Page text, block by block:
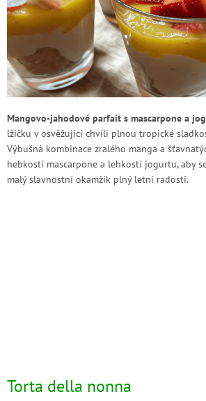
Mangovo-jahodové parfait s mascarpone a
lžičku v osvěžující chvíli plnou tropické
Výbušná kombinace zralého manga a
hebkostí mascarpone a lehkostí jogurtu, aby
malý slavnostní okamžik plný letní radosti.
Torta della nonna